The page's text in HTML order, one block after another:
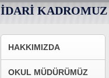
İDARİ KADROMUZ
HAKKIMIZDA
OKUL MÜDÜRÜMÜZ